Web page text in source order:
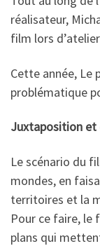
réalisateur,
film lors
Cette année, Le
problématique
Juxtaposition et
Le scénario du
mondes, en
territoires et la
Pour ce faire, le
plans qui